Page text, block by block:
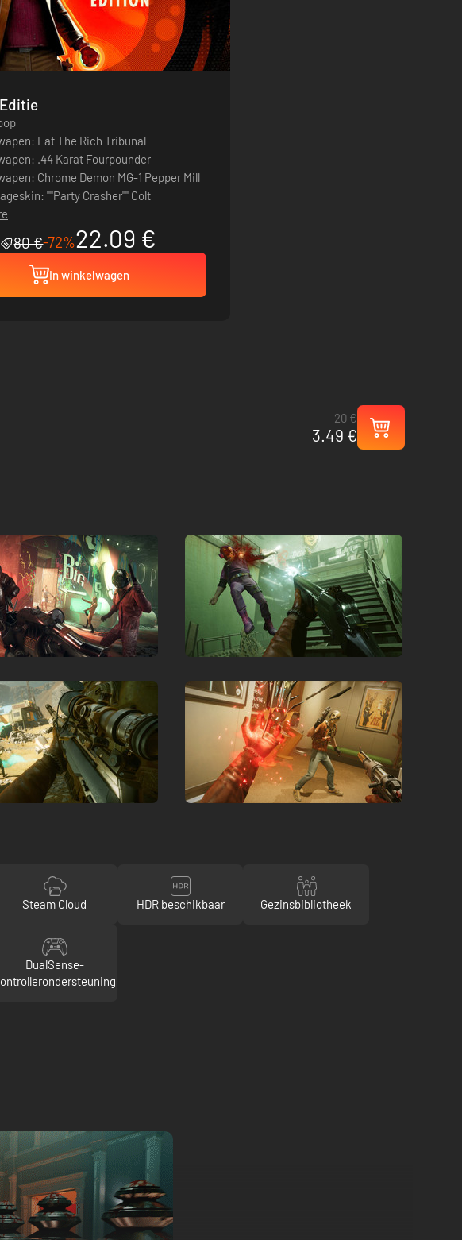
Eat The Rich Tribunal
.44 Karat Fourpounder
Chrome Demon MG-1 Pepper Mill
""Party Crasher"" Colt
80 €-72%22.09 €
In winkelwagen
20 €
3.49 €
Steam Cloud HDR beschikbaar Gezinsbibliotheek
DualSense-